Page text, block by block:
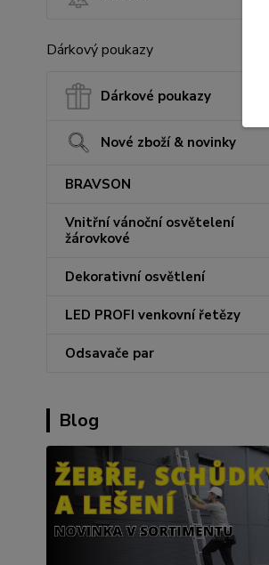
Dárkový poukazy
Dárkové poukazy
Nové zboží & novinky
BRAVSON
Vnitřní vánoční osvětelení
žárovkové
Dekorativní osvětlení
LED PROFI venkovní řetězy
Odsavače par
Blog